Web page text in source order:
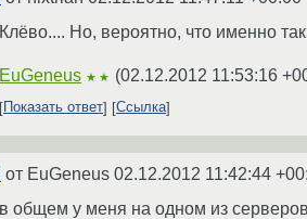
Клёво.... Но, вероятно, что именно
EuGeneus ★★ (02.12.2012 11:53:16
Показать ответ
Ссылка
от EuGeneus 02.12.2012 11:42:44
в общем у меня на одном из